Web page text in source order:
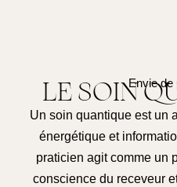
Envie de
LE SOIN
Un soin quantique est un
énergétique et
praticien agit comme un
conscience du receveur